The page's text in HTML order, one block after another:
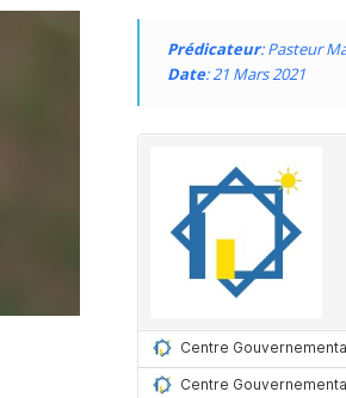
Prédicateur: Pasteur
Date: 21 Mars 2021